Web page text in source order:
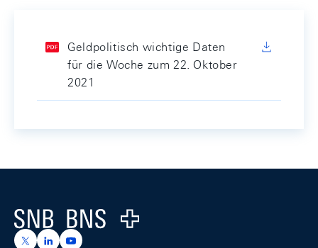
Geldpolitisch wichtige Daten
für die Woche zum 22. Oktober
2021
Logo
https://x.com/snb_bns
https://ch.linkedin.com/company/swiss-national-
https://www.youtube.com/@swissnationalbank